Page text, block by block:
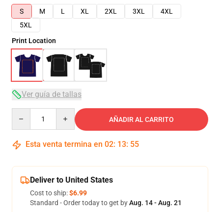
S
M L XL 2XL 3XL
4XL
5XL
Print Location
Ver guía de tallas
AÑADIR AL CARRITO
Esta venta termina en 02: 13: 54
Deliver to United States
Cost to ship:$6.99
Standard - Order today to get byAug. 14 - Aug. 21